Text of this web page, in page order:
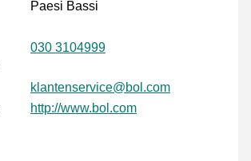
Paesi Bassi
030 3104999
klantenservice@bol.com
http://www.bol.com